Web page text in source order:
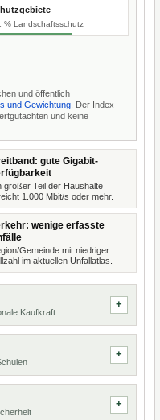
% Landschaftsschutz
und öffentlich
und Gewichtung . Der Index
und keine
gute Gigabit-
großer Teil der Haushalte
1.000 Mbit/s oder mehr.
wenige erfasste
Gemeinde mit niedriger
im aktuellen Unfallatlas.
Kaufkraft